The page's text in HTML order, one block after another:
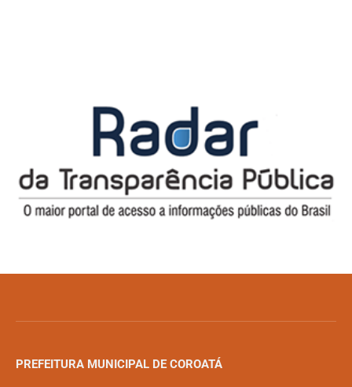
PREFEITURA MUNICIPAL DE COROATÁ